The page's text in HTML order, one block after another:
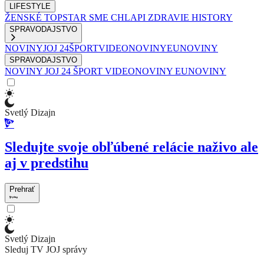
LIFESTYLE
ŽENSKÉ TOPSTAR SME CHLAPI ZDRAVIE HISTORY
SPRAVODAJSTVO
NOVINYJOJ 24ŠPORTVIDEONOVINYEUNOVINY
SPRAVODAJSTVO
NOVINY JOJ 24 ŠPORT VIDEONOVINY EUNOVINY
Svetlý Dizajn
Sledujte svoje obľúbené relácie naživo ale
aj v predstihu
Prehrať
Svetlý Dizajn
Sleduj TV JOJ správy